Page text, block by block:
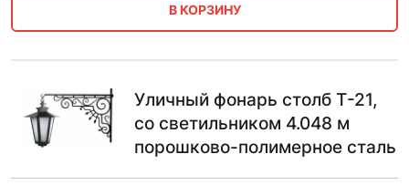
В КОРЗИНУ
Уличный фонарь столб Т-21,
со светильником 4.048 м
порошково-полимерное сталь